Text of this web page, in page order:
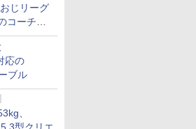
じリーグ
コーチ就
応の
ブル
、